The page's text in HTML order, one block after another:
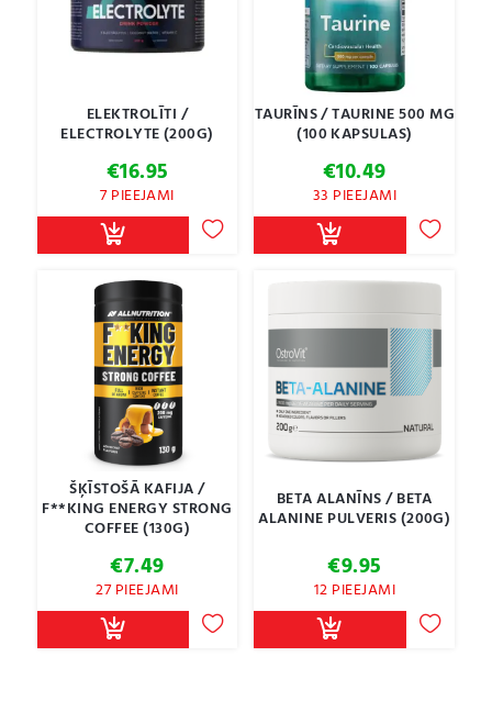
ELEKTROLĪTI /
ELECTROLYTE (200G)
€16.95
7 PIEEJAMI
TAURĪNS / TAURINE 500 MG
(100 KAPSULAS)
€10.49
33 PIEEJAMI
ŠĶĪSTOŠĀ KAFIJA /
F**KING ENERGY STRONG
COFFEE (130G)
€7.49
27 PIEEJAMI
BETA ALANĪNS / BETA
ALANINE PULVERIS (200G)
€9.95
12 PIEEJAMI